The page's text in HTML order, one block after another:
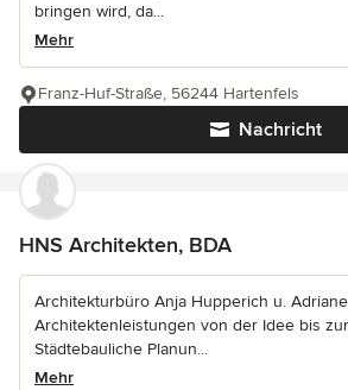
bringen wird, da...
Mehr
Nachricht
Franz-Huf-Straße, 56244 Hartenfels
HNS Architekten, BDA
Architekturbüro Anja Hupperich u.
Architektenleistungen von der Idee bis
Städtebauliche Planun...
Mehr